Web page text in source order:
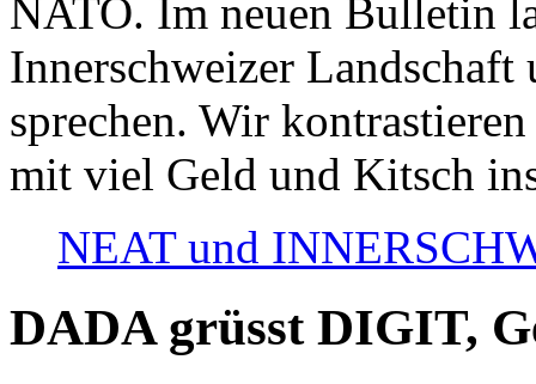
NATO. Im neuen Bulletin
Innerschweizer
sprechen. Wir
mit viel Geld und Kitsch
NEAT und
DADA grüsst DIGIT,